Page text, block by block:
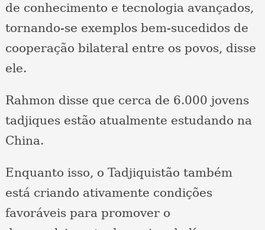
de conhecimento e tecnologia avançados,
tornando-se exemplos bem-sucedidos de
cooperação bilateral entre os povos, disse
ele.
Rahmon disse que cerca de 6.000 jovens
tadjiques estão atualmente estudando na
China.
Enquanto isso, o Tadjiquistão também
está criando ativamente condições
favoráveis ​​para promover o